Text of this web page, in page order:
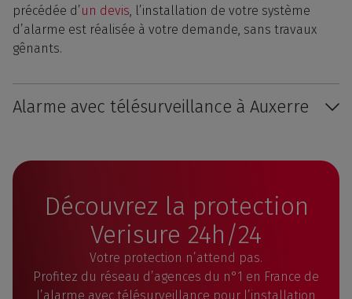
précédée d’un devis, l’installation de votre système
d’alarme est réalisée à votre demande, sans travaux
gênants.
Alarme avec télésurveillance à Auxerre
Découvrez la protection
Verisure 24h/24
Votre protection n’attend pas.
Profitez du réseau d’agences du n°1 en France de
l’alarme avec télésurveillance pour l’installation